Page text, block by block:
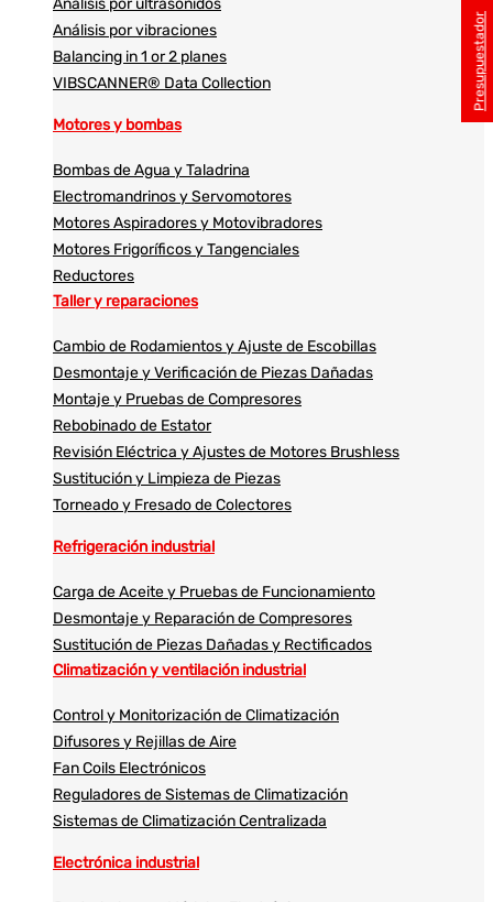
Análisis por ultrasonidos​​
Análisis por vibraciones
Balancing in 1 or 2 planes
VIBSCANNER® Data Collection
Motores y bombas
Bombas de Agua y Taladrina
Electromandrinos y Servomotores
Motores Aspiradores y Motovibradores
Motores Frigoríficos y Tangenciales
Reductores
Taller y reparaciones
Cambio de Rodamientos y Ajuste de Escobillas
Desmontaje y Verificación de Piezas Dañadas
Montaje y Pruebas de Compresores
Rebobinado de Estator
Revisión Eléctrica y Ajustes de Motores Brushless
Sustitución y Limpieza de Piezas
Torneado y Fresado de Colectores
Refrigeración industrial
Carga de Aceite y Pruebas de Funcionamiento
Desmontaje y Reparación de Compresores
Sustitución de Piezas Dañadas y Rectificados
Climatización y ventilación industrial
Control y Monitorización de Climatización
Difusores y Rejillas de Aire
Fan Coils Electrónicos
Reguladores de Sistemas de Climatización
Sistemas de Climatización Centralizada
Electrónica industrial
Presupuestador